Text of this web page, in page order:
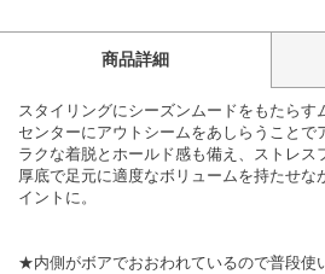
商品詳細
スタイリングにシーズンムードをもたらす
センターにアウトシームをあしらうことで
ラクな着脱とホールド感も備え、ストレス
厚底で足元に適度なボリュームを持たせな
イントに。
★内側がボアでおおわれているので普段使